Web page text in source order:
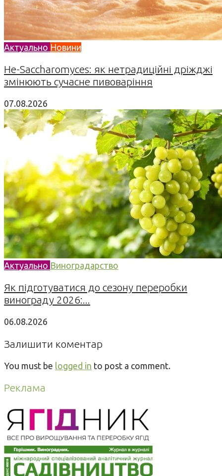
Актуально Новини
Не-Saccharomyces: як нетрадиційні дріжджі
змінюють сучасне пивоваріння
07.08.2026
Актуально Виноградарство
Як підготуватися до сезону переробки
винограду 2026:...
06.08.2026
Залишити коментар
You must be logged in to post a comment.
Реклама